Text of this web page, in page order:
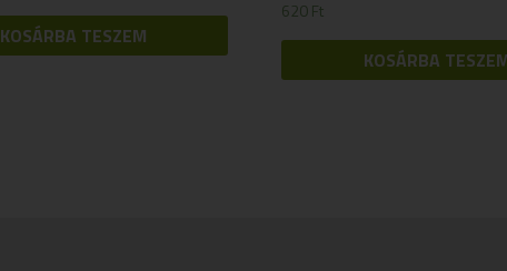
KOSÁRBA TESZEM
620Ft
KOSÁRBA